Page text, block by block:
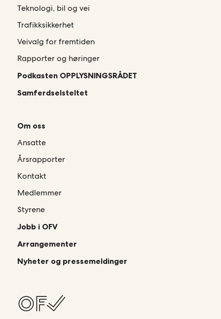
Teknologi, bil og vei
Trafikksikkerhet
Veivalg for fremtiden
Rapporter og høringer
Podkasten OPPLYSNINGSRÅDET
Samferdselsteltet
Om oss
Ansatte
Årsrapporter
Kontakt
Medlemmer
Styrene
Jobb i OFV
Arrangementer
Nyheter og pressemeldinger